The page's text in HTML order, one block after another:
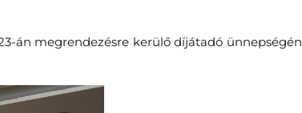
án megrendezésre kerülő díjátadó ünnepségén